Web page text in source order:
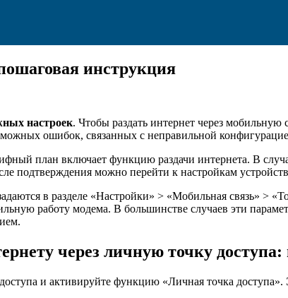
инструкция
настроек. Чтобы раздать интернет через мобильную
ошибок, связанных с неправильной
план включает функцию раздачи интернета. В
подтверждения можно перейти к настройкам
в разделе «Настройки» > «Мобильная связь» >
работу модема. В большинстве случаев эти
через личную точку
и активируйте функцию «Личная точка